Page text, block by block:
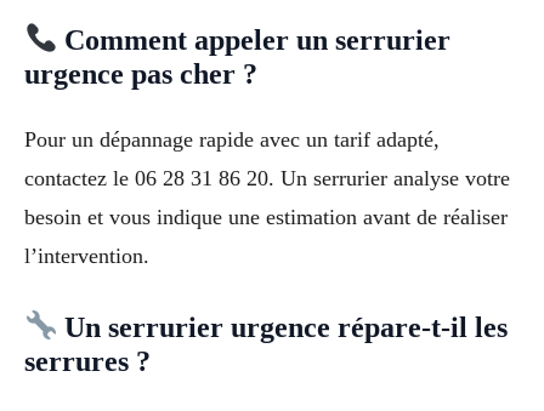
Comment appeler un serrurier
urgence pas cher ?
Pour un dépannage rapide avec un tarif adapté,
contactez le 06 28 31 86 20. Un serrurier analyse votre
besoin et vous indique une estimation avant de réaliser
l’intervention.
Un serrurier urgence répare-t-il les
serrures ?